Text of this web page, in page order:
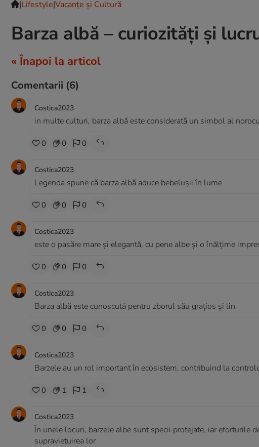
|Lifestyle|Vacanțe și Cultură
Barza albă – curiozități și
« Înapoi la articol
Comentarii (6)
Costica2023
in multe culturi, barza albă este considerată un simbol al
0 0 0
Costica2023
Legenda spune că barza albă aduce bebelușii în lume
0 0 0
Costica2023
este o pasăre mare și elegantă, cu pene albe și o înălțime
0 0 0
Costica2023
Barza albă este cunoscută pentru zborul său grațios și lin
0 0 0
Costica2023
Barzele au un rol important în ecosistem, contribuind la
0 1 1
Costica2023
În unele locuri, barzele albe sunt specii protejate, iar eforturile
supraviețuirea lor